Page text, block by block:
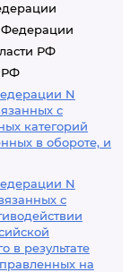
Федерации
РФ
РФ
N
с
категорий
в обороте, и
N
с
в результате
на